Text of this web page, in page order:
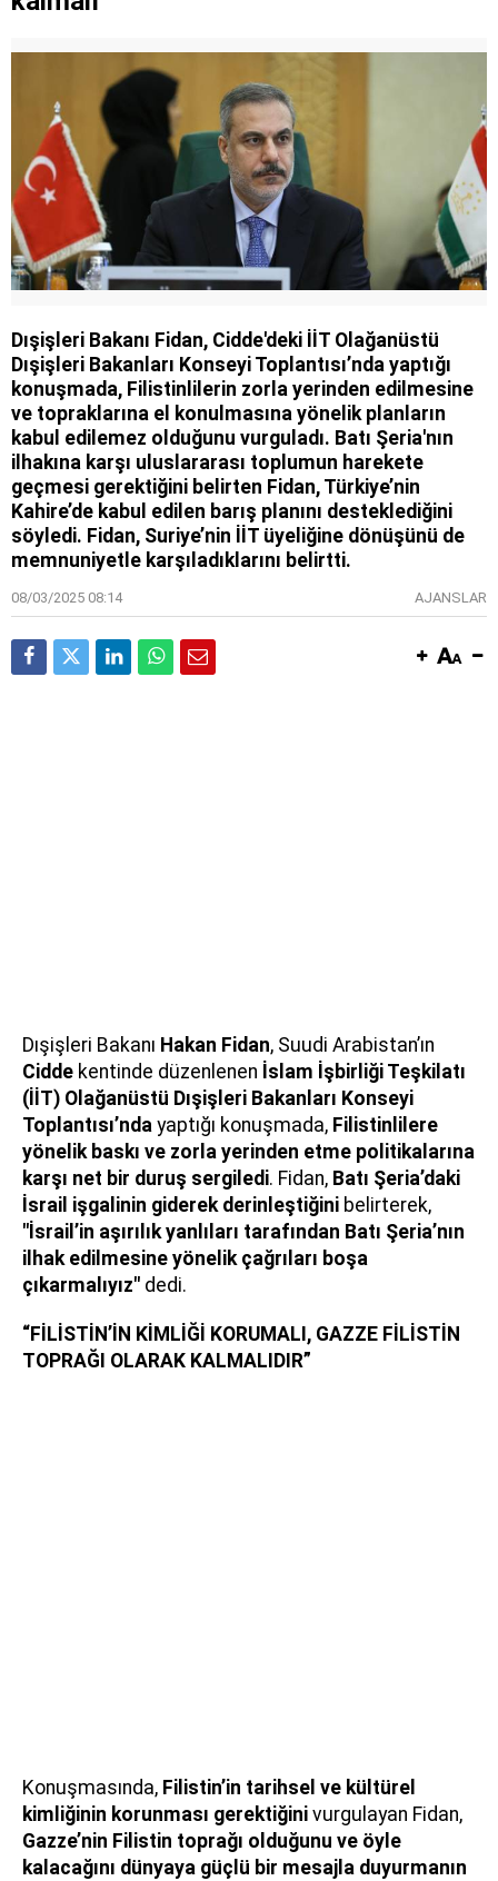
Dışişleri Bakanı Fidan, Cidde'deki İİT Olağanüstü
Dışişleri Bakanları Konseyi Toplantısı’nda yaptığı
konuşmada, Filistinlilerin zorla yerinden edilmesine
ve topraklarına el konulmasına yönelik planların
kabul edilemez olduğunu vurguladı. Batı Şeria'nın
ilhakına karşı uluslararası toplumun harekete
geçmesi gerektiğini belirten Fidan, Türkiye’nin
Kahire’de kabul edilen barış planını desteklediğini
söyledi. Fidan, Suriye’nin İİT üyeliğine dönüşünü de
memnuniyetle karşıladıklarını belirtti.
08/03/2025 08:14 AJANSLAR
Dışişleri Bakanı Hakan Fidan, Suudi Arabistan’ın
Cidde kentinde düzenlenen İslam İşbirliği Teşkilatı
(İİT) Olağanüstü Dışişleri Bakanları Konseyi
Toplantısı’nda yaptığı konuşmada, Filistinlilere
yönelik baskı ve zorla yerinden etme politikalarına
karşı net bir duruş sergiledi. Fidan, Batı Şeria’daki
İsrail işgalinin giderek derinleştiğini belirterek,
"İsrail’in aşırılık yanlıları tarafından Batı Şeria’nın
ilhak edilmesine yönelik çağrıları boşa
çıkarmalıyız" dedi.
“FİLİSTİN’İN KİMLİĞİ KORUMALI, GAZZE FİLİSTİN
TOPRAĞI OLARAK KALMALIDIR”
Konuşmasında, Filistin’in tarihsel ve kültürel
kimliğinin korunması gerektiğini vurgulayan Fidan,
Gazze’nin Filistin toprağı olduğunu ve öyle
kalacağını dünyaya güçlü bir mesajla duyurmanın